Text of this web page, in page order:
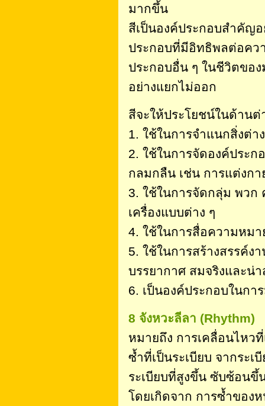
มากขึ้น
สีเป็นองค์ประกอบสำคัญ
ประกอบที่มีอิทธิพลต่อคว
ประกอบอื่น ๆ ในชีวิตขอ
อย่างแยกไม่ออก
สีจะให้ประโยชน์ในด้านต่
1. ใช้ในการจำแนกสิ่งต่า
2. ใช้ในการจัดองค์ประก
กลมกลืน เช่น การแต่งก
3. ใช้ในการจัดกลุ่ม พวก
เครื่องแบบต่าง ๆ
4. ใช้ในการสื่อความหม
5. ใช้ในการสร้างสรรค์ง
บรรยากาศ สมจริงและน่า
6. เป็นองค์ประกอบในกา
8 จังหวะลีลา (Rhythm)
หมายถึง การเคลื่อนไหว
ซ้ำที่เป็นระเบียบ จากระเ
ระเบียบที่สูงขึ้น ซับซ้อนขึ้
โดยเกิดจาก การซ้ำของ